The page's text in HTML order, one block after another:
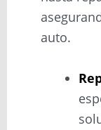
auto.